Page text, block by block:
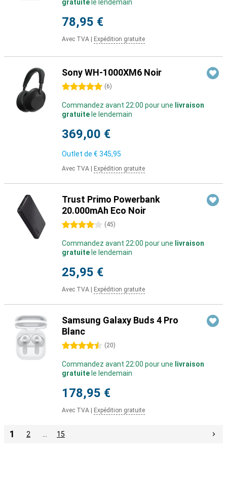
gratuite le lendemain
78,95 €
Avec TVA Expédition gratuite
Sony WH-1000XM6 Noir
5 étoiles (6)
Commandez avant 22:00 pour une livraison
gratuite le lendemain
369,00 €
Outlet de € 345,95
Avec TVA Expédition gratuite
Trust Primo Powerbank
20.000mAh Eco Noir
4 étoiles (45)
Commandez avant 22:00 pour une livraison
gratuite le lendemain
25,95 €
Avec TVA Expédition gratuite
Samsung Galaxy Buds 4 Pro
Blanc
4.5 étoiles (20)
Commandez avant 22:00 pour une livraison
gratuite le lendemain
178,95 €
Avec TVA Expédition gratuite
1 2 15